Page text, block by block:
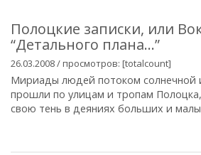
Полоцкие записки, или
“Детального плана…”
26.03.2008 / просмотров: [totalcount]
Мириады людей потоком солнечной
прошли по улицам и тропам
свою тень в деяниях больших и